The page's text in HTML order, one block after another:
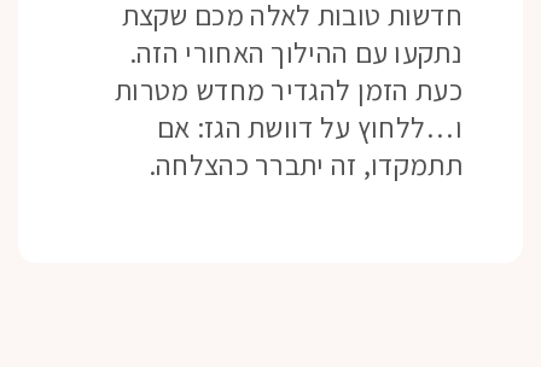
חדשות טובות לאלה מכם שקצת
נתקעו עם ההילוך האחורי הזה.
כעת הזמן להגדיר מחדש מטרות
ו…ללחוץ על דוושת הגז: אם
תתמקדו, זה יתברר כהצלחה.